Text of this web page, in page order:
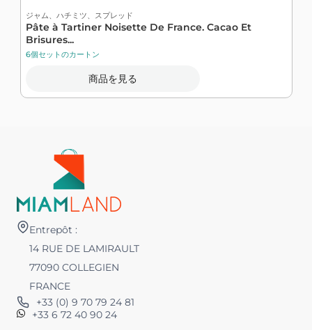
ジャム、ハチミツ、スプレッド
Pâte à Tartiner Noisette De France. Cacao Et
Brisures...
6個セットのカートン
商品を見る
Entrepôt :
14 RUE DE LAMIRAULT
77090 COLLEGIEN
FRANCE
+33 (0) 9 70 79 24 81
+33 6 72 40 90 24